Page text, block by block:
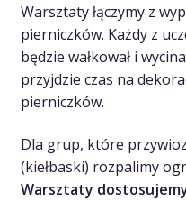
Warsztaty łączymy z
pierniczków. Każdy z
będzie wałkował i
przyjdzie czas na
pierniczków.
Dla grup, które
(kiełbaski) rozpalimy
Warsztaty